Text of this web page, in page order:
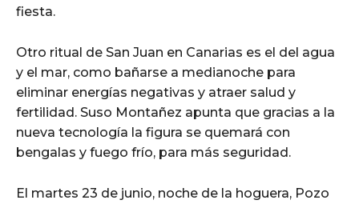
fiesta.
Otro ritual de San Juan en Canarias es el del agua
y el mar, como bañarse a medianoche para
eliminar energías negativas y atraer salud y
fertilidad. Suso Montañez apunta que gracias a la
nueva tecnología la figura se quemará con
bengalas y fuego frío, para más seguridad.
El martes 23 de junio, noche de la hoguera, Pozo